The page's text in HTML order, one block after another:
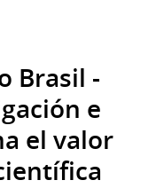
Brasil -
e
el valor